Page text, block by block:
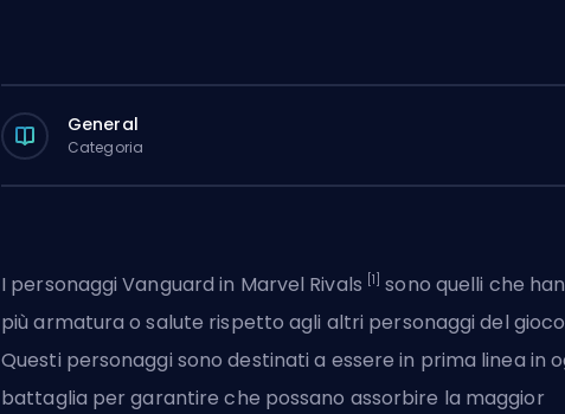
General
Categoria
I personaggi Vanguard in Marvel Rivals [1] sono quelli che
più armatura o salute rispetto agli altri personaggi del
Questi personaggi sono destinati a essere in prima linea in
battaglia per garantire che possano assorbire la maggior